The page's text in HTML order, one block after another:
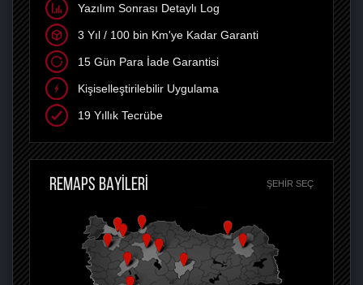
Yazılım Sonrası Detaylı Log
3 Yıl / 100 bin Km'ye Kadar Garanti
15 Gün Para İade Garantisi
Kişiselleştirilebilir Uygulama
19 Yıllık Tecrübe
REMAPS BAYİLERİ ŞEHIR SEÇ